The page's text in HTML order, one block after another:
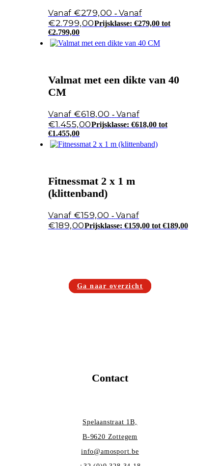
€279,00 -
€2.799,00Prijsklasse: €279,00 tot
€2.799,00
Valmat met een dikte van 40
CM
€618,00 -
€1.455,00Prijsklasse: €618,00 tot
€1.455,00
Fitnessmat 2 x 1 m
(klittenband)
€159,00 -
€189,00Prijsklasse: €159,00 tot €189,00
Ga naar overzicht
Contact
Spelaanstraat 1B,
B-9620 Zottegem
info@amosport.be